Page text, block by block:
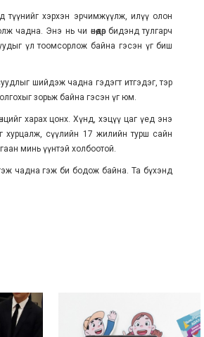
түүнийг хэрхэн эрчимжүүлж, илүү олон
чадна. Энэ нь чи өнөөдөр бидэнд тулгарч
үл тоомсорлож байна гэсэн үг биш
шийдэж чадна гэдэгт итгэдэг, тэр
зорьж байна гэсэн үг юм.
харах цонх. Хүнд, хэцүү цаг үед энэ
хурцалж, сүүлийн 17 жилийн турш сайн
минь үүнтэй холбоотой.
чадна гэж би бодож байна. Та бүхэнд